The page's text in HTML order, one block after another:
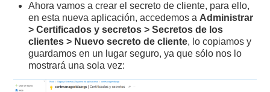
Ahora vamos a crear el secreto de cliente, para ello,
en esta nueva aplicación, accedemos a Administrar
> Certificados y secretos > Secretos de los
clientes > Nuevo secreto de cliente, lo copiamos y
guardamos en un lugar seguro, ya que sólo nos lo
mostrará una sola vez: